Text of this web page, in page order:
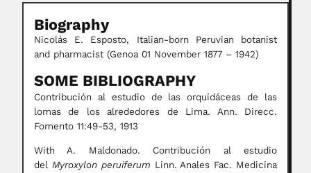
Biography
Nicolás E. Esposto, Italian-born Peruvian botanist
and pharmacist (Genoa 01 November 1877 – 1942)
SOME BIBLIOGRAPHY
Contribución al estudio de las orquidáceas de las
lomas de los alrededores de Lima. Ann. Direcc.
Fomento 11:49-53, 1913
With A. Maldonado. Contribución al estudio
del Myroxylon peruiferum Linn. Anales Fac. Medicina